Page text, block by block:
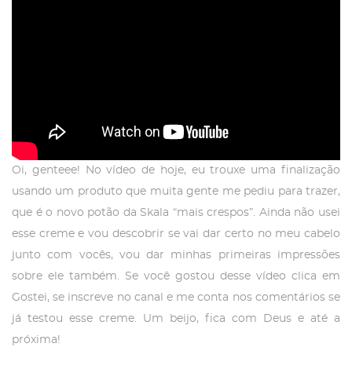
Oi, genteee! No vídeo de hoje, eu trouxe uma finalização
usando um produto que muita gente me pediu para trazer,
que é o novo potão da Skala “mais crespos”. Ainda não usei
esse creme e vou descobrir se vai dar certo no meu cabelo
junto com vocês, vou dar minhas primeiras impressões
sobre ele também. Se você gostou desse vídeo clica em
Gostei, se inscreve no canal e me conta nos comentários se
já testou esse creme. Um beijo, fica com Deus e até a
próxima!